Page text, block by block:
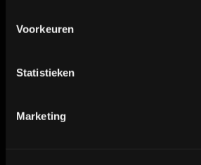
Voorkeuren
Statistieken
Marketing
een stuk informatie mee
Want dit is iets wat echt